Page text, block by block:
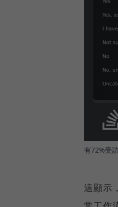
有72%受
這顯示